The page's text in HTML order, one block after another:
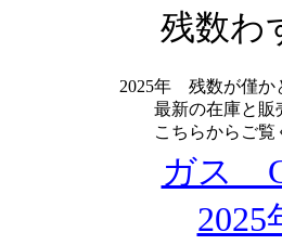
残数わ
2025年 残数が僅か
最新の在庫と販
こちらからご覧
ガス
2025